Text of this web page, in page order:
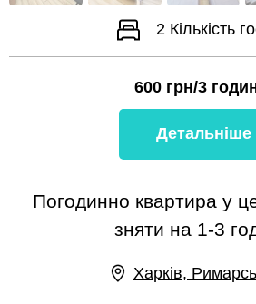
2 Кількість
600 грн/3
Детальніше
Погодинно квартира у
зняти на 1-3
Харків,